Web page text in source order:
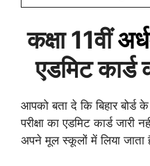
कक्षा 11वीं
एडमिट कार्ड
आपको बता दे कि बिहार बोर्ड
परीक्षा का एडमिट कार्ड जारी
अपने मूल स्कूलों में लिया जाता